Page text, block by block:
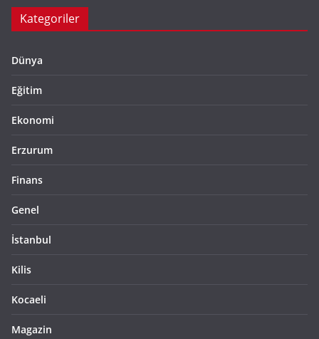
Kategoriler
Dünya
Eğitim
Ekonomi
Erzurum
Finans
Genel
İstanbul
Kilis
Kocaeli
Magazin